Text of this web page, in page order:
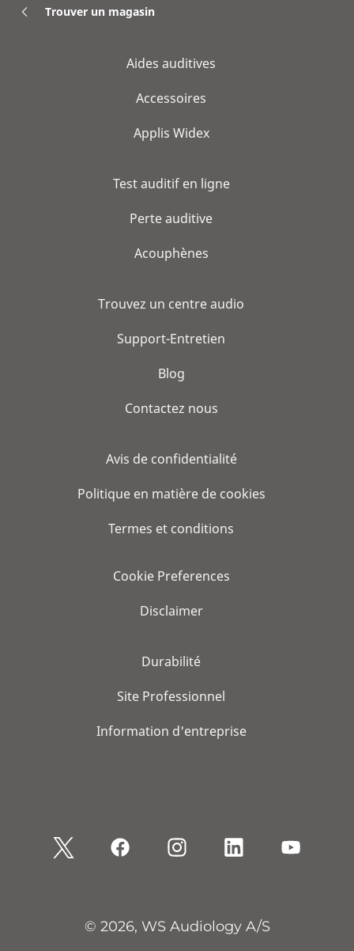
Trouver un magasin
Aides auditives
Accessoires
Applis Widex
Test auditif en ligne
Perte auditive
Acouphènes
Trouvez un centre audio
Support-Entretien
Blog
Contactez nous
Avis de confidentialité
Politique en matière de cookies
Termes et conditions
Cookie Preferences
Disclaimer
Durabilité
Site Professionnel
Information d'entreprise
© 2026, WS Audiology A/S